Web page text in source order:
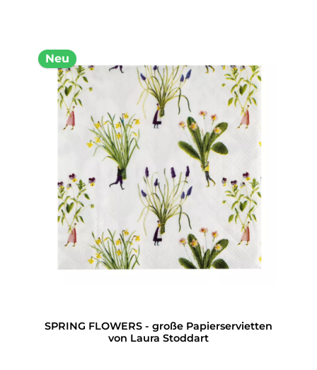
Neu
SPRING FLOWERS - große Papierservietten
von Laura Stoddart